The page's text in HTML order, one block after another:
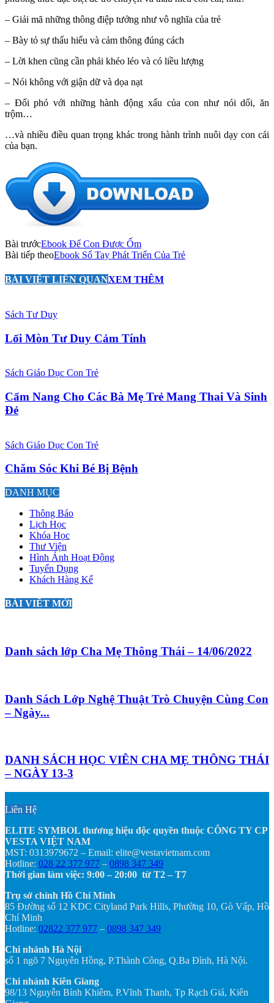
– Giải mã những thông điệp tưởng như vô nghĩa của trẻ
– Bày tỏ sự thấu hiểu và cảm thông đúng cách
– Lời khen cũng cần phải khéo léo và có liều lượng
– Nói không với giận dữ và dọa nạt
– Đối phó với những hành động xấu của con như nói dối, ăn
trộm…
…và nhiều điều quan trọng khác trong hành trình nuôi dạy con cái
của bạn.
Bài trướcEbook Để Con Được Ốm
Bài tiếp theoEbook Sổ Tay Phát Triển Của Trẻ
BÀI VIẾT LIÊN QUANXEM THÊM
Sách Tư Duy
Lối Mòn Tư Duy Cảm Tính
Sách Giáo Dục Con Trẻ
Cẩm Nang Cho Các Bà Mẹ Trẻ Mang Thai Và Sinh
Đẻ
Sách Giáo Dục Con Trẻ
Chăm Sóc Khi Bé Bị Bệnh
DANH MỤC
Thông Báo
Lịch Học
Khóa Học
Thư Viện
Hình Ảnh Hoạt Động
Tuyển Dụng
Khách Hàng Kể
BÀI VIẾT MỚI
Danh sách lớp Cha Mẹ Thông Thái – 14/06/2022
Danh Sách Lớp Nghệ Thuật Trò Chuyện Cùng Con
– Ngày...
DANH SÁCH HỌC VIÊN CHA MẸ THÔNG THÁI
– NGÀY 13-3
Liên Hệ
ELITE SYMBOL thương hiệu độc quyền thuộc CÔNG TY CP
VESTA VIỆT NAM
MST: 0313979672 – Email: elite@vestavietnam.com
Hotline: 028 22 377 977 – 0898 347 349
Thời gian làm việc: 9:00 – 20:00 từ T2 – T7
Trụ sở chính Hồ Chí Minh
85 Đường số 12 KDC Cityland Park Hills, Phường 10, Gò Vấp, Hồ
Chí Minh
Hotline: 02822 377 977 – 0898 347 349
Chi nhánh Hà Nội
số 1 ngõ 7 Nguyên Hồng, P.Thành Công, Q.Ba Đình, Hà Nội.
Chi nhánh Kiên Giang
98/13 Nguyễn Bỉnh Khiêm, P.Vĩnh Thanh, Tp Rạch Giá, Kiên